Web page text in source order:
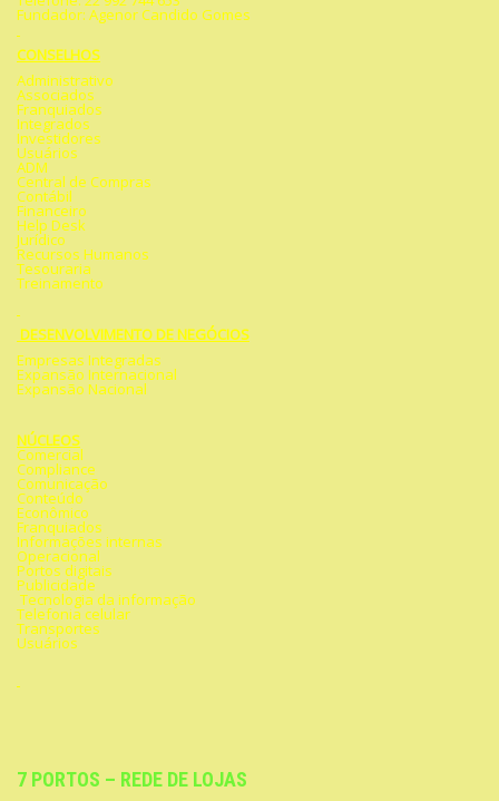
Fundador: Agenor Candido Gomes
CONSELHOS
Administrativo
Associados
Franquiados
Integrados
Investidores
Usuários
ADM
Central de Compras
Contábil
Financeiro
Help Desk
Jurídico
Recursos Humanos
Tesouraria
Treinamento
DESENVOLVIMENTO DE NEGÓCIOS
Empresas Integradas
Expansão Internacional
Expansão Nacional
NÚCLEOS
Comercial
Compliance
Comunicação
Conteúdo
Econômico
Franquiados
Informações internas
Operacional
Portos digitais
Publicidade
Tecnologia da informação
Telefonia celular
Transportes
Usuários
7 PORTOS – REDE DE LOJAS